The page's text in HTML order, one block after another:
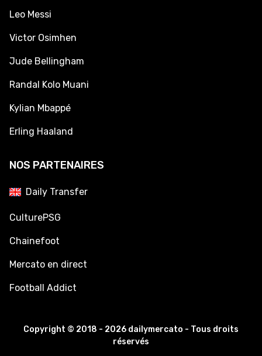
Leo Messi
Victor Osimhen
Jude Bellingham
Randal Kolo Muani
Kylian Mbappé
Erling Haaland
NOS PARTENAIRES
Daily Transfer
CulturePSG
Chainefoot
Mercato en direct
Football Addict
Copyright © 2018 - 2026 dailymercato - Tous droits
réservés